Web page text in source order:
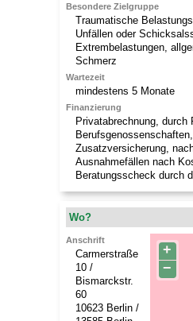
Besondere Zielgruppe
Traumatische
Unfällen oder
Extrembelastungen,
Schmerz
Wartezeit
mindestens 5 Monate
Finanzierung
Privatabrechnung,
Zusatzversicherung,
Ausnahmefällen nach
Beratungsscheck durch
Wo?
+
−
Anschrift
Carmerstraße
10 /
Bismarckstr.
60
10623 Berlin /